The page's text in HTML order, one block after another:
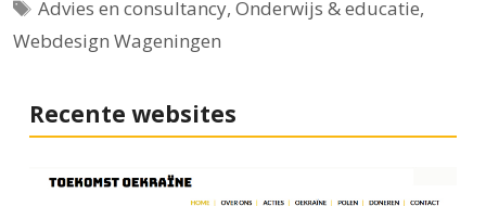
Advies en consultancy,Onderwijs & educatie,
Webdesign Wageningen
Recente websites